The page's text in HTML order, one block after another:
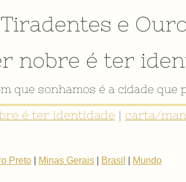
Tiradentes e
nobre é ter
que sonhamos é a cidade
é ter identidade | carta/
Preto Minas Gerais Brasil Mundo